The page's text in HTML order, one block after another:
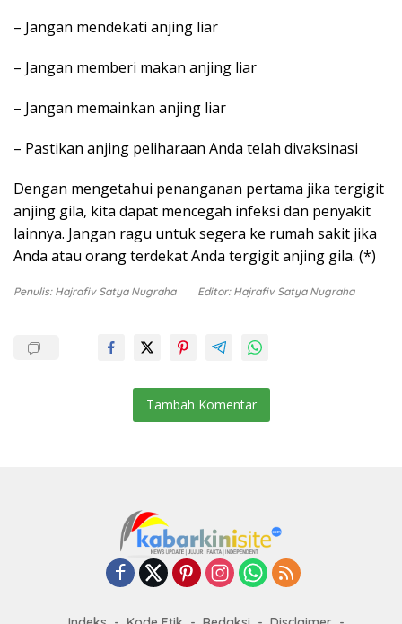
– Jangan mendekati anjing liar
– Jangan memberi makan anjing liar
– Jangan memainkan anjing liar
– Pastikan anjing peliharaan Anda telah divaksinasi
Dengan mengetahui penanganan pertama jika tergigit
anjing gila, kita dapat mencegah infeksi dan penyakit
lainnya. Jangan ragu untuk segera ke rumah sakit jika
Anda atau orang terdekat Anda tergigit anjing gila. (*)
Penulis: Hajrafiv Satya Nugraha Editor: Hajrafiv Satya Nugraha
Tambah Komentar